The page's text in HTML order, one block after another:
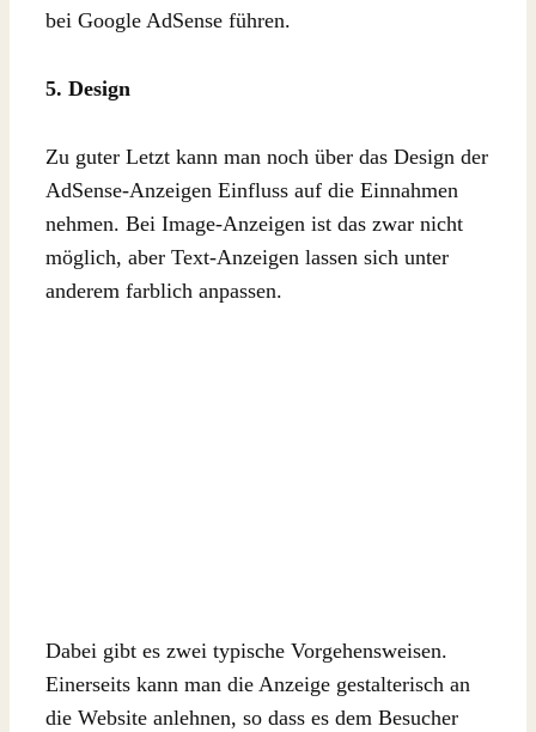
bei Google AdSense führen.
5. Design
Zu guter Letzt kann man noch über das Design der
AdSense-Anzeigen Einfluss auf die Einnahmen
nehmen. Bei Image-Anzeigen ist das zwar nicht
möglich, aber Text-Anzeigen lassen sich unter
anderem farblich anpassen.
Dabei gibt es zwei typische Vorgehensweisen.
Einerseits kann man die Anzeige gestalterisch an
die Website anlehnen, so dass es dem Besucher